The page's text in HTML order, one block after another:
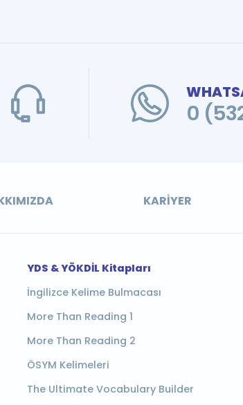
0
KARIYER
YDS & YÖKDİL Kitapları
İngilizce Kelime Bulmacası
More Than Reading 1
More Than Reading 2
ÖSYM Kelimeleri
The Ultimate Vocabulary Builder